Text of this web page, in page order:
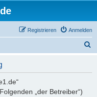
Anmelden
Registrieren
„der Betreiber“)